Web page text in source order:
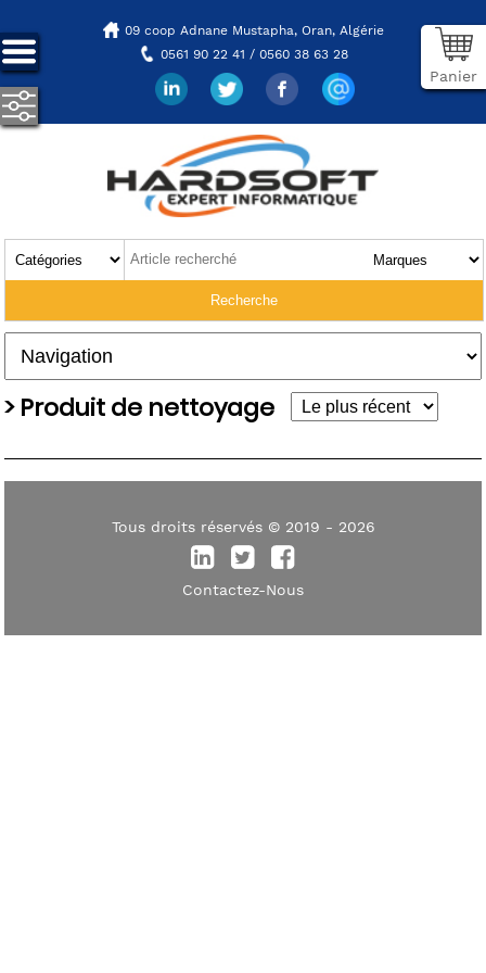
09 coop Adnane Mustapha, Oran, Algérie
0561 90 22 41 / 0560 38 63 28
Panier
> Produit de nettoyage
Tous droits réservés © 2019 - 2026
Contactez-Nous